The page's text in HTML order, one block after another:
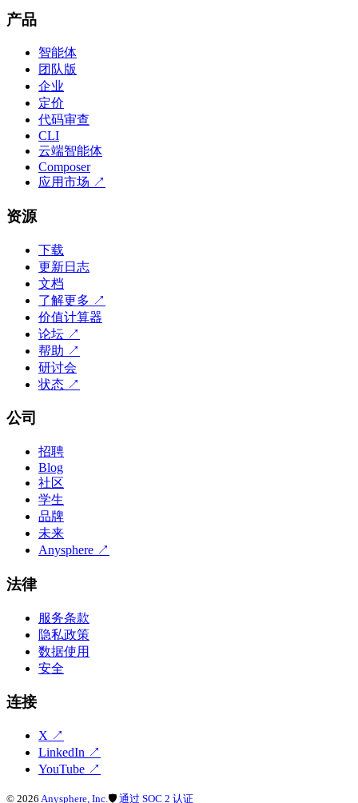
产品
智能体
团队版
企业
定价
代码审查
CLI
云端智能体
Composer
应用市场 ↗
资源
下载
更新日志
文档
了解更多 ↗
价值计算器
论坛 ↗
帮助 ↗
研讨会
状态 ↗
公司
招聘
Blog
社区
学生
品牌
未来
Anysphere ↗
法律
服务条款
隐私政策
数据使用
安全
连接
X ↗
LinkedIn ↗
YouTube ↗
© 2026 Anysphere, Inc. 🛡 通过 SOC 2 认证